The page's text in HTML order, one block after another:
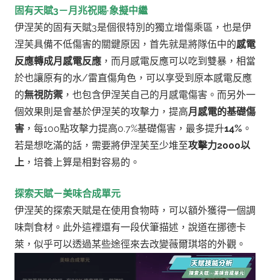
固有天賦3－月兆祝賜·象擬中繼
伊涅芙的固有天賦3是個很特別的獨立增傷乘區，也是伊
涅芙具備不低傷害的關鍵原因，首先就是將隊伍中的感電
反應轉成月感電反應 ， 而月感電反應可以吃到雙暴，相當
於也讓原有的水/雷直傷角色，可以享受到原本感電反應
的無視防禦 ，也包含伊涅芙自己的月感電傷害。而另外一
個效果則是會基於伊涅芙的攻擊力，提高月感電的基礎傷
害 ，每100點攻擊力提高0.7%基礎傷害，最多提升14% 。
若是想吃滿的話，需要將伊涅芙至少堆至攻擊力2000以
上 ，培養上算是相對容易的。
探索天賦－美味合成單元
伊涅芙的探索天賦是在使用食物時，可以額外獲得一個調
味劑食材。 此外這裡還有一段伏筆描述，說道在挪德卡
萊，似乎可以透過某些途徑來去改變薇爾琪塔的外觀。